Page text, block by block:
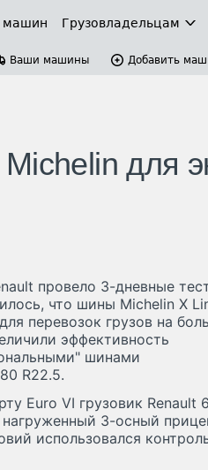
машин Грузовладельцам
Ваши машины Добавить
для
провело 3-дневные
что шины Michelin X
перевозок грузов на
эффективность
шинами
R22.5.
Euro VI грузовик Renault
3-осный
использовался